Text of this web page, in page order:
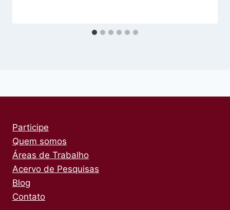
Participe
Quem somos
Áreas de Trabalho
Acervo de Pesquisas
Blog
Contato